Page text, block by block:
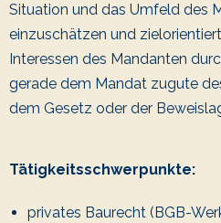
Situation und das Umfeld des
einzuschätzen und
Interessen des Mandanten
gerade dem Mandat zugute
dem Gesetz oder der
Tätigkeitsschwerpunkte:
privates Baurecht (BGB-